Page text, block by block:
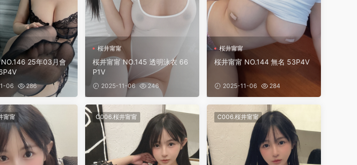
25年03月會
06 286
桜井甯甯
桜井甯甯 NO.145 透明泳衣 66
P1V
2025-11-06 246
桜井甯甯
桜井甯甯 NO.144 無名 53P4V
2025-11-06 284
甯甯 C006.桜井甯甯 C006.桜井甯甯